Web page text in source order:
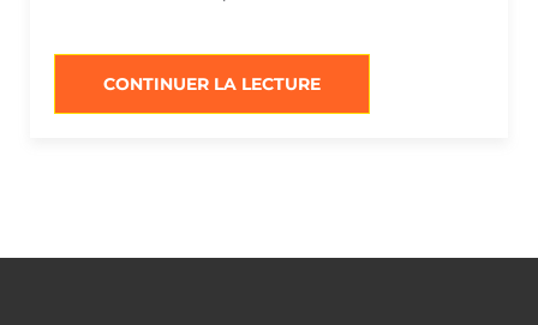
CONTINUER LA LECTURE“LAGUNES
SAN